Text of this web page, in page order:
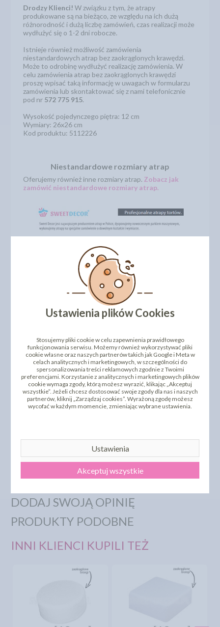
Drodzy Klienci! W związku z tym, że atrapy
produkowane są na bieżąco, ze względu na ich dużą
różnorodność i dużą liczbę zamówień, czas realizacji może
wydłużyć się o 1-2 dni robocze.
Istnieje również możliwość zamówienia
niestandardowych atrap bez zaokrąglonych krawędzi.
Może to odrobinę wydłużyć realizację zamówienia. W
celu zamówienia atrap bez zaokrąglonych krawędzi
proszę wpisać taką informację w uwagach w formularzu
zamówienia lub skontaktować się z nami telefonicznie
pod nr 572 775 915.
Wysokość pojedynczego piętra: 12 cm
Wymiary: 26x26 cm
Kod produktu: 5112226
Niestandardowe rozmiary atrap
Oferujemy również inne rozmiary atrap. Zobacz jak
zamówić niestandardowe rozmiary atrap.
DODAJ SWOJĄ OPINIĘ
PRODUKTY PODOBNE
INNI KLIENCI KUPILI TEŻ
Ustawienia plików Cookies
Stosujemy pliki cookie w celu zapewnienia prawidłowego
funkcjonowania serwisu. Możemy również wykorzystywać pliki
cookie własne oraz naszych partnerów takich jak Google i Meta w
celach analitycznych i marketingowych, w szczególności do
spersonalizowania treści reklamowych zgodnie z Twoimi
preferencjami. Korzystanie z analitycznych i marketingowych plików
cookie wymaga zgody, którą możesz wyrazić, klikając „Akceptuj
wszystkie”. Jeżeli chcesz dostosować swoje zgody dla nas i naszych
partnerów, kliknij „Zarządzaj cookies”. Wyrażoną zgodę możesz
wycofać w każdym momencie, zmieniając wybrane ustawienia.
Ustawienia
Akceptuj wszystkie